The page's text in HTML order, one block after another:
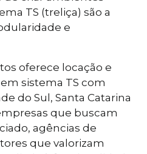
TS (treliça) são a
e
oferece locação e
sistema TS com
do Sul, Santa Catarina
que buscam
agências de
que valorizam